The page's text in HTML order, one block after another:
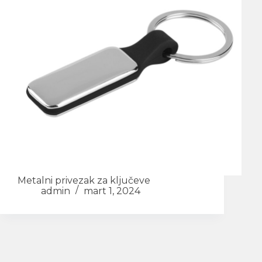
Metalni privezak za ključeve
admin
mart 1, 2024